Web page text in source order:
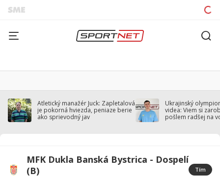
Atletický manažér Juck: Zapletalová
je pokorná hviezda, peniaze berie
ako sprievodný jav
Ukrajinský
videa: Viem si
pošlem radšej na
MFK Dukla Banská Bystrica - Dospelí
(B)
Tím